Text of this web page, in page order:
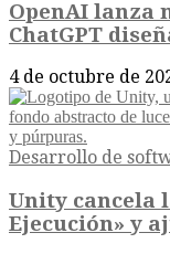
OpenAI lanza
ChatGPT
4 de octubre de
Desarrollo de
Unity cancela
Ejecución» y